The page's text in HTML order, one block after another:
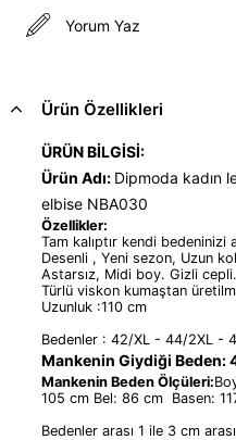
Yorum Yaz
Ürün Özellikleri
ÜRÜN BİLGİSİ:
Ürün Adı: Dipmoda kadın
elbise NBA030
Özellikler:
Tam kalıptır kendi bedeninizi
Desenli , Yeni sezon, Uzun
Astarsız, Midi boy. Gizli cepli.
Türlü viskon kumaştan
Uzunluk :110 cm
Bedenler : 42/XL - 44/2XL -
Mankenin Giydiği Beden:
Mankenin Beden Ölçüleri:
105 cm Bel: 86 cm Basen:
Bedenler arası 1 ile 3 cm